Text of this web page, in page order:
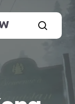
search